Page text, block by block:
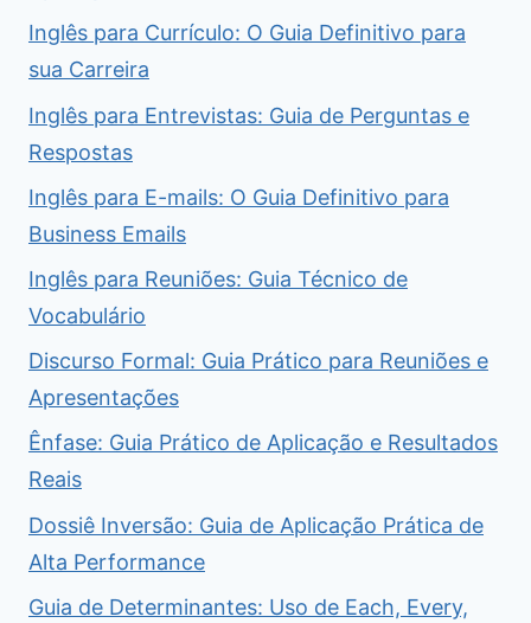
Inglês para Currículo: O Guia Definitivo para
sua Carreira
Inglês para Entrevistas: Guia de Perguntas e
Respostas
Inglês para E-mails: O Guia Definitivo para
Business Emails
Inglês para Reuniões: Guia Técnico de
Vocabulário
Discurso Formal: Guia Prático para Reuniões e
Apresentações
Ênfase: Guia Prático de Aplicação e Resultados
Reais
Dossiê Inversão: Guia de Aplicação Prática de
Alta Performance
Guia de Determinantes: Uso de Each, Every,